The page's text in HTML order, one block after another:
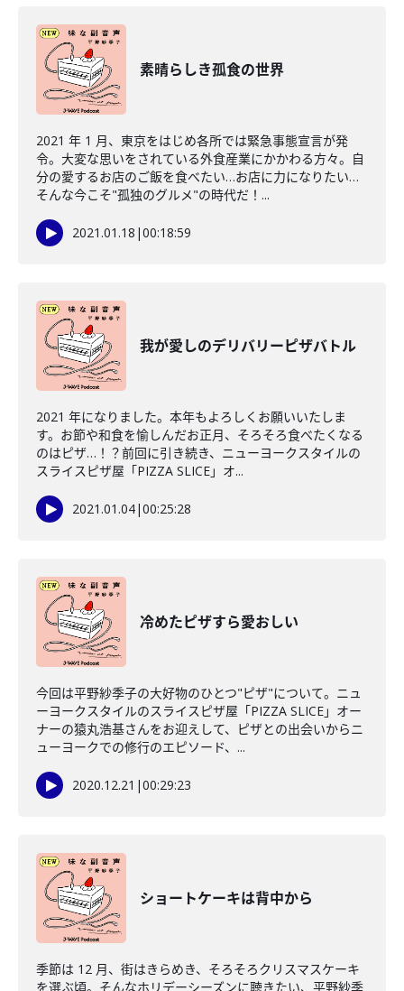
素晴らしき孤食の世界
2021 年 1 月、東京をはじめ各所では緊急事態宣言が発
令。大変な思いをされている外食産業にかかわる方々。自
分の愛するお店のご飯を食べたい…お店に力になりたい…
そんな今こそ"孤独のグルメ"の時代だ！...
2021.01.18 |00:18:59
我が愛しのデリバリーピザバトル
2021 年になりました。本年もよろしくお願いいたしま
す。お節や和食を愉しんだお正月、そろそろ食べたくなる
のはピザ…！？前回に引き続き、ニューヨークスタイルの
スライスピザ屋「PIZZA SLICE」オ...
2021.01.04|00:25:28
冷めたピザすら愛おしい
今回は平野紗季子の大好物のひとつ"ピザ"について。ニュ
ーヨークスタイルのスライスピザ屋「PIZZA SLICE」オー
ナーの猿丸浩基さんをお迎えして、ピザとの出会いからニ
ューヨークでの修行のエピソード、...
2020.12.21 |00:29:23
ショートケーキは背中から
季節は 12 月、街はきらめき、そろそろクリスマスケーキ
を選ぶ頃。そんなホリデーシーズンに聴きたい、平野紗季